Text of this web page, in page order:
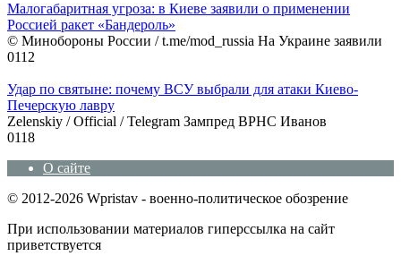
Малогабаритная угроза: в Киеве заявили о применении
Россией ракет «Бандероль»
© Минобороны России / t.me/mod_russia На Украине заявили
0112
Удар по святыне: почему ВСУ выбрали для атаки Киево-
Печерскую лавру
Zеlеnskiу / Оfficiаl / Telegram Зампред ВРНС Иванов
0118
О сайте
© 2012-2026 Wpristav - военно-политическое обозрение
При использовании материалов гиперссылка на сайт
приветствуется